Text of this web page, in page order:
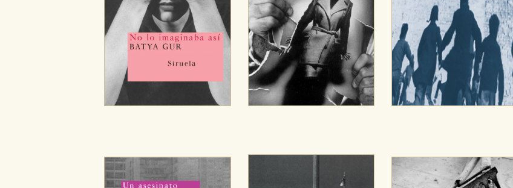
Cookies necesarias
Estas cookies son necesarias para que nuestro sitio web funcione y no es posible
hacerlo desde el navegador, pero en ese caso es posible que algunas áreas de nuestra
Cookies de rendimiento y analíticas
Estas cookies se utilizan para mejorar su experiencia de navegación y optimizar el
Estas cookies son gestionadas por nuestros socios publicitarios y se utilizan para mostrar
otros sitios. No almacenan directamente información personal sino que se basan en la
dispositivo de internet.